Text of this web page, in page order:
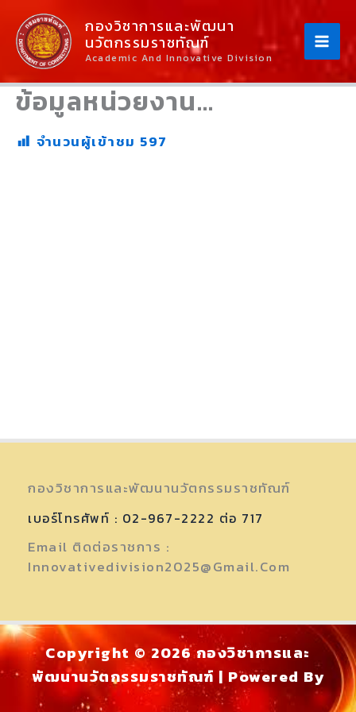
Content
Content
กองวิชาการและพัฒนา
นวัตกรรมราชทัณฑ์
Academic And Innovative Division
ข้อมูลหน่วยงาน…
จำนวนผู้เข้าชม 597
กองวิชาการและพัฒนานวัตกรรมราชทัณฑ์
เบอร์โทรศัพท์ : 02-967-2222 ต่อ 717
Email ติดต่อราชการ :
Innovativedivision2025@gmail.com
Copyright © 2026 กองวิชาการและ
พัฒนานวัตกรรมราชทัณฑ์ | Powered By